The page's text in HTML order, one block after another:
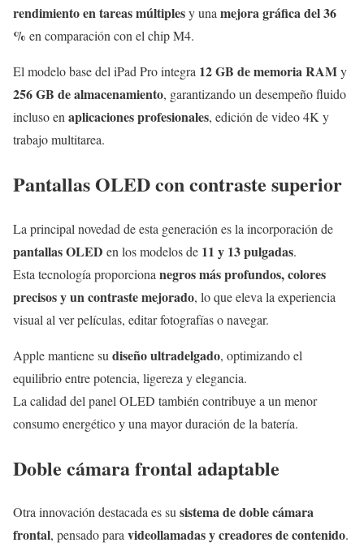
rendimiento en tareas múltiplesy una mejora gráfica del 36
% en comparación con el chip M4.
El modelo base del iPad Pro integra 12 GB de memoria RAMy
256 GB de almacenamiento, garantizando un desempeño fluido
incluso en aplicaciones profesionales, edición de video 4K y
trabajo multitarea.
Pantallas OLED con contraste superior
La principal novedad de esta generación es la incorporación de
pantallas OLED en los modelos de 11 y 13 pulgadas.
Esta tecnología proporciona negros más profundos, colores
precisos y un contraste mejorado, lo que eleva la experiencia
visual al ver películas, editar fotografías o navegar.
Apple mantiene su diseño ultradelgado, optimizando el
equilibrio entre potencia, ligereza y elegancia.
La calidad del panel OLED también contribuye a un menor
consumo energético y una mayor duración de la batería.
Doble cámara frontal adaptable
Otra innovación destacada es susistema de doble cámara
frontal, pensado paravideollamadas y creadores de contenido.